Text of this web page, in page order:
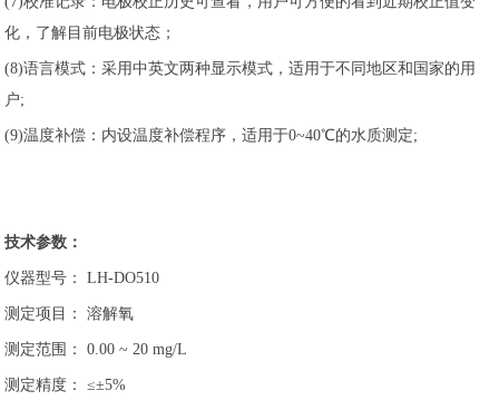
化，了解目前电极状态；
(8)语言模式：采用中英文两种显示模式，适用于不同地区和国家的用
户;
(9)温度补偿：内设温度补偿程序，适用于0~40℃的水质测定;
技术参数：
仪器型号： LH-DO510
测定项目： 溶解氧
测定范围： 0.00 ~ 20 mg/L
测定精度： ≤±5%